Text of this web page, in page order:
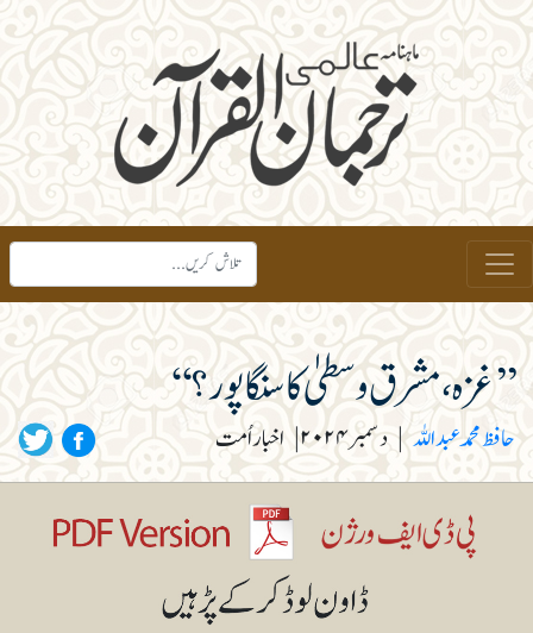
’’غزہ،مشرق وسطیٰ کا سنگاپور؟‘‘
حافظ محمدعبداللہ | دسمبر ۲۰۲۴ | اخبار اُمت